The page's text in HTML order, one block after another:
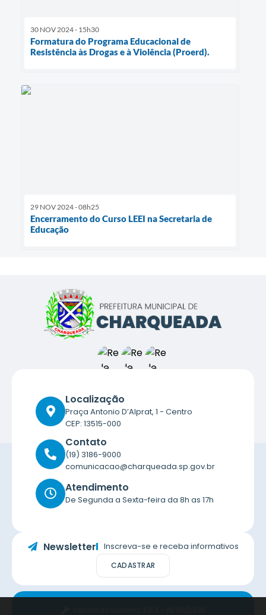
30 NOV 2024 - 15h30
Formatura do Programa Educacional de
Resistência às Drogas e à Violência (Proerd).
29 NOV 2024 - 08h25
Encerramento do Curso LEEI na Secretaria de
Educação
Localização
Praça Antonio D’Alprat, 1 - Centro
CEP: 13515-000
Contato
(19) 3186-9000
comunicacao@charqueada.sp.gov.br
Atendimento
De Segunda a Sexta-feira da 8h as 17h
Newsletter Inscreva-se e receba informativos
CADASTRAR